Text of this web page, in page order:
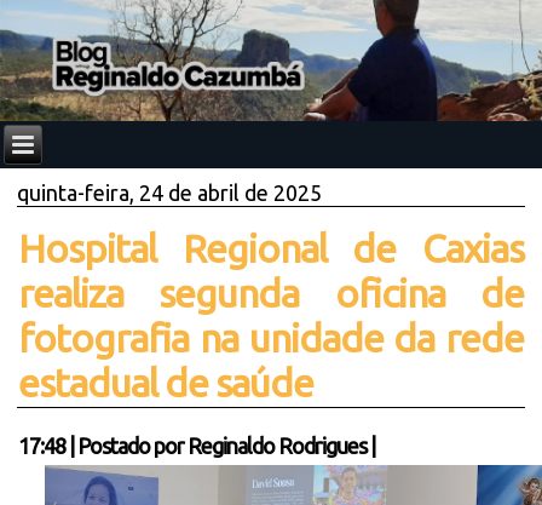
quinta-feira, 24 de abril de 2025
Hospital Regional de Caxias
realiza segunda oficina de
fotografia na unidade da rede
estadual de saúde
17:48| Postado por Reginaldo Rodrigues